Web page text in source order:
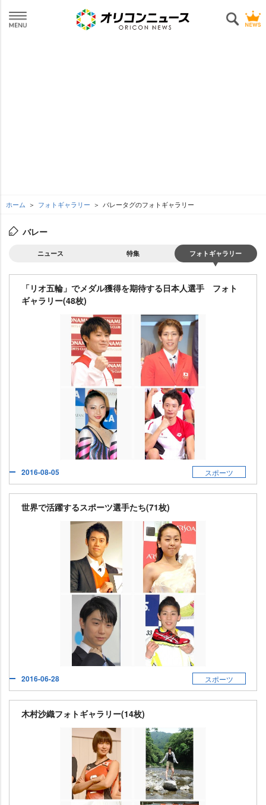
ホーム フォトギャラリー バレータグのフォトギャラリー
バレー
ニュース 特集 フォトギャラリー
「リオ五輪」でメダル獲得を期待する日本人選手 フォト
ギャラリー(48枚)
2016-08-05 スポーツ
世界で活躍するスポーツ選手たち(71枚)
2016-06-28 スポーツ
木村沙織フォトギャラリー(14枚)